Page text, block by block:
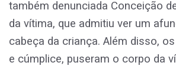
também denunciada Conceição
da vítima, que admitiu ver um
cabeça da criança. Além disso,
e cúmplice, puseram o corpo da